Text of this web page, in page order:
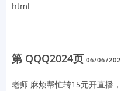
html
第 QQQ2024页 06/06/
老师 麻烦帮忙转15元开直播